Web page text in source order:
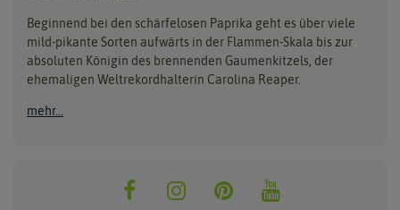
Pikieren
Auspflanzen
Überwintern
Ladbrooke Soil Blockers
Lehmann Natur
Quedlinburger Saatgut
Saflax
Samen Maier
Thompson & Morgan
Beginnend bei den schärfelosen Paprika geht es über viele
mild-pikante Sorten aufwärts in der Flammen-Skala bis zur
absoluten Königin des brennenden Gaumenkitzels, der
ehemaligen Weltrekordhalterin Carolina Reaper.
mehr...